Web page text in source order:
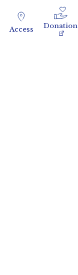
Access Donation